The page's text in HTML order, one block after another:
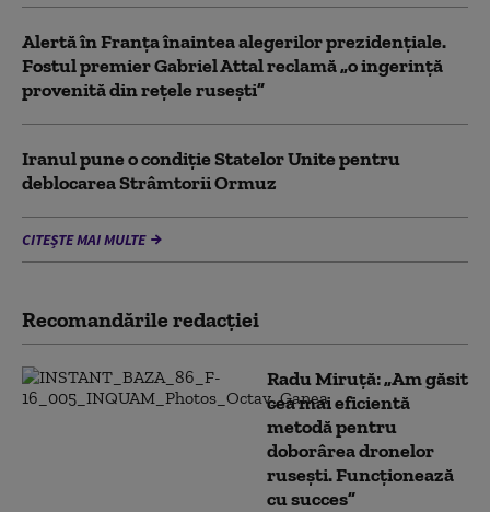
Alertă în Franța înaintea alegerilor prezidențiale.
Fostul premier Gabriel Attal reclamă „o ingerință
provenită din rețele rusești”
Iranul pune o condiție Statelor Unite pentru
deblocarea Strâmtorii Ormuz
CITEȘTE MAI MULTE
Recomandările redacţiei
Radu Miruță: „Am găsit
cea mai eficientă
metodă pentru
doborârea dronelor
rusești. Funcționează
cu succes”